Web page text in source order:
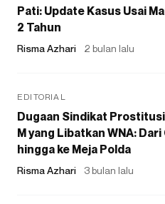
Pati: Update Kasus Usai
2 Tahun
Risma Azhari 2 bulan lalu
EDITORIAL
Dugaan Sindikat
M yang Libatkan WNA:
hingga ke Meja Polda
Risma Azhari 3 bulan lalu